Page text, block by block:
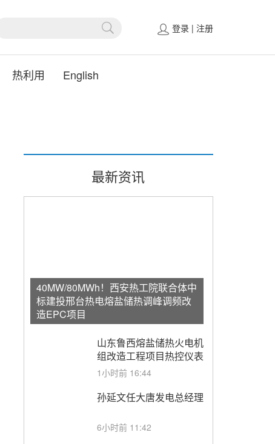
登录 | 注册
热利用 English
最新资讯
40MW/80MWh！西安热工院联合体中
标建投邢台热电熔盐储热调峰调频改
造EPC项目
山东鲁西熔盐储热火电机
组改造工程项目热控仪表
成套设备采购
1小时前 16:44
孙延文任大唐发电总经理
6小时前 11:42